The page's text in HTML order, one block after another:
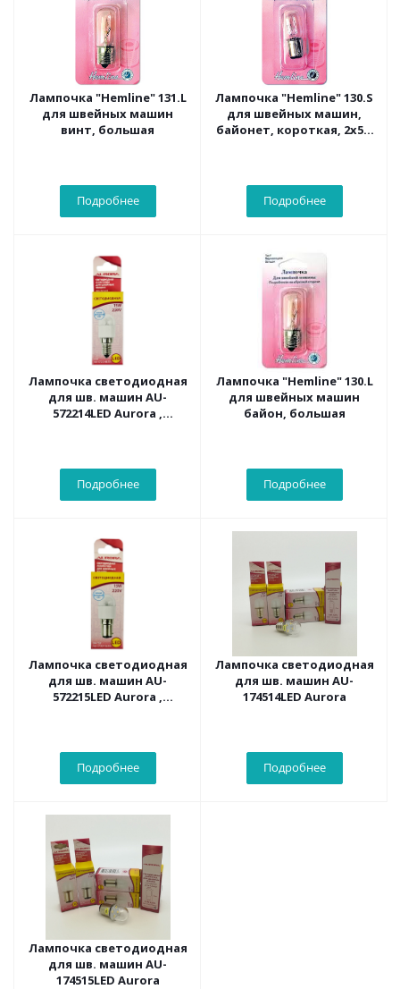
Лампочка "Hemline" 131.L
для швейных машин
винт, большая
Подробнее
Лампочка "Hemline" 130.S
для швейных машин,
байонет, короткая, 2х5.6
Подробнее
Лампочка светодиодная
для шв. машин AU-
572214LED Aurora ,
Подробнее
Лампочка "Hemline" 130.L
для швейных машин
байон, большая
Подробнее
Лампочка светодиодная
для шв. машин AU-
572215LED Aurora ,
Подробнее
Лампочка светодиодная
для шв. машин AU-
174514LED Aurora
Подробнее
Лампочка светодиодная
для шв. машин AU-
174515LED Aurora